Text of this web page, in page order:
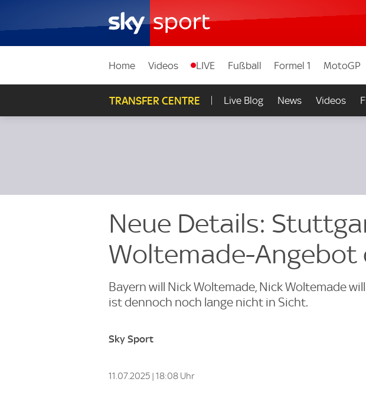
Home Videos LIVE Fußball Formel 1 MotoGP
TRANSFER CENTRE Live Blog News Videos
Neue Details:
Woltemade-Angebot
Bayern will Nick Woltemade, Nick Woltemade
ist dennoch noch lange nicht in Sicht.
Sky Sport
11.07.2025 | 18:08 Uhr